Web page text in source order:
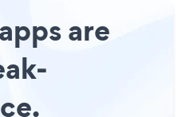
are